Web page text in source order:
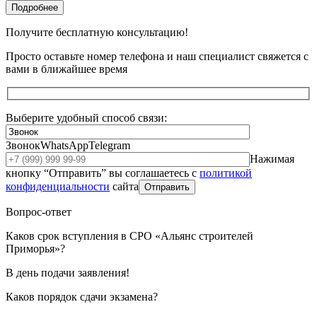
Подробнее
Получите бесплатную консультацию!
Просто оставьте номер телефона и наш специалист свяжется с
вами в ближайшее время
Выберите удобный способ связи:
ЗвонокWhatsAppTelegram
Нажимая
кнопку “Отправить” вы соглашаетесь с политикой
конфиденциальности сайта Отправить
Вопрос-ответ
Каков срок вступления в СРО «Альянс строителей
Приморья»?
В день подачи заявления!
Каков порядок сдачи экзамена?